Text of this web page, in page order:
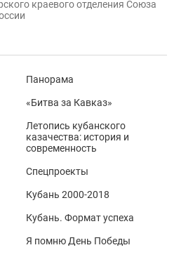
краевого отделения Союза
Панорама
«Битва за Кавказ»
Летопись кубанского
казачества: история и
современность
Спецпроекты
Кубань 2000-2018
Кубань. Формат успеха
Я помню День Победы